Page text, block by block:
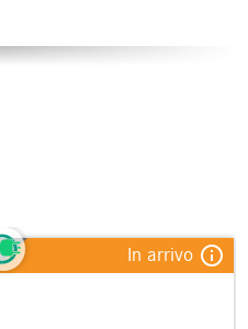
In arrivo info_outline